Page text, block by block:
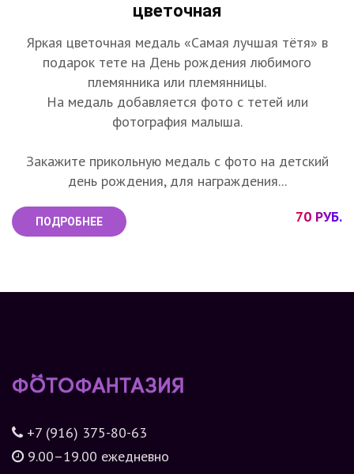
цветочная
Яркая цветочная медаль «Самая лучшая тётя» в
подарок тете на День рождения любимого
племянника или племянницы.
На медаль добавляется фото с тетей или
фотография малыша.
Закажите прикольную медаль с фото на детский
день рождения, для награждения...
ПОДРОБНЕЕ 70 РУБ.
+7 (916) 375-80-63
9.00–19.00 ежедневно